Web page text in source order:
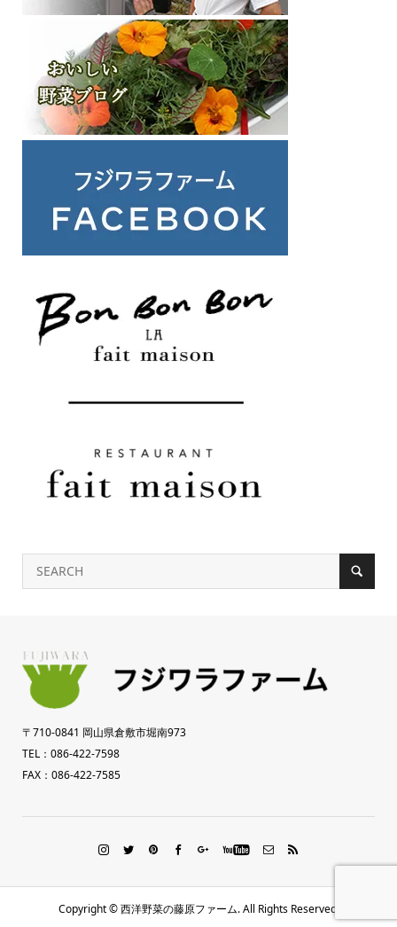
〒710-0841 岡山県倉敷市堀南973
TEL：086-422-7598
FAX：086-422-7585
Copyright ©西洋野菜の藤原ファーム. All Rights Reserved.